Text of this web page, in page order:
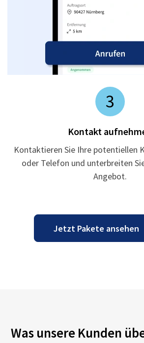
3
Kontakt
Kontaktieren Sie Ihre potentiellen
oder Telefon und unterbreiten
Angebot.
Was unsere Kunden